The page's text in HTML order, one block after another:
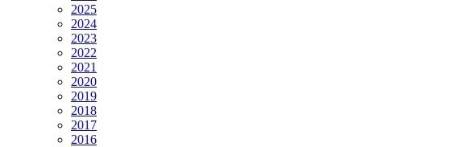
2025
2024
2023
2022
2021
2020
2019
2018
2017
2016